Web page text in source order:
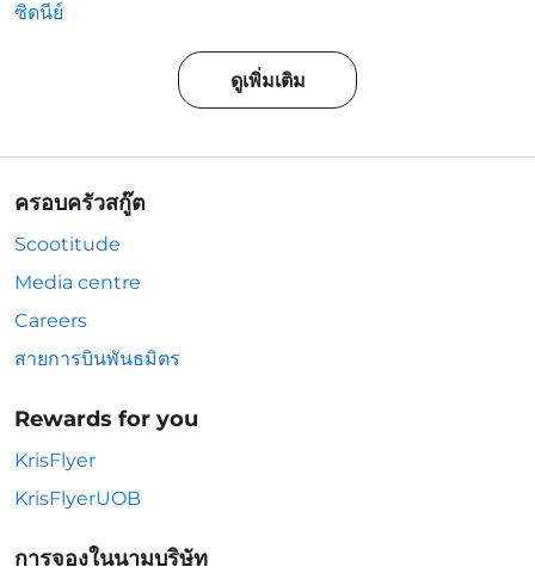
ซิดนีย์
ดูเพิ่มเติม
ครอบครัวสกู๊ต
Scootitude
Media centre
Careers
สายการบินพันธมิตร
Rewards for you
KrisFlyer
KrisFlyerUOB
การจองในนามบริษัท